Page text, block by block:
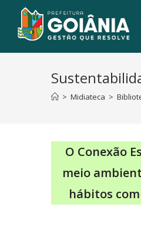
> Midiateca >
O Conexão
meio
hábitos